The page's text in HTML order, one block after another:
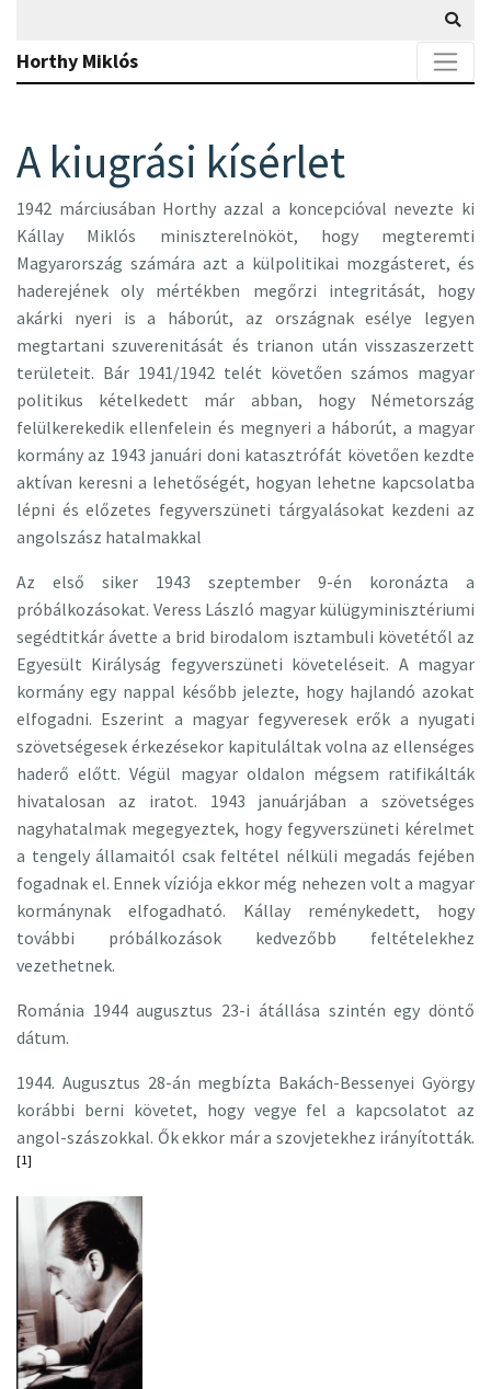
Horthy Miklós
A kiugrási kísérlet
1942 márciusában Horthy azzal a koncepcióval nevezte ki
Kállay Miklós miniszterelnököt, hogy megteremti
Magyarország számára azt a külpolitikai mozgásteret, és
haderejének oly mértékben megőrzi integritását, hogy
akárki nyeri is a háborút, az országnak esélye legyen
megtartani szuverenitását és trianon után visszaszerzett
területeit. Bár 1941/1942 telét követően számos magyar
politikus kételkedett már abban, hogy Németország
felülkerekedik ellenfelein és megnyeri a háborút, a magyar
kormány az 1943 januári doni katasztrófát követően kezdte
aktívan keresni a lehetőségét, hogyan lehetne kapcsolatba
lépni és előzetes fegyverszüneti tárgyalásokat kezdeni az
angolszász hatalmakkal
Az első siker 1943 szeptember 9-én koronázta a
próbálkozásokat. Veress László magyar külügyminisztériumi
segédtitkár ávette a brid birodalom isztambuli követétől az
Egyesült Királyság fegyverszüneti követeléseit. A magyar
kormány egy nappal később jelezte, hogy hajlandó azokat
elfogadni. Eszerint a magyar fegyveresek erők a nyugati
szövetségesek érkezésekor kapituláltak volna az ellenséges
haderő előtt. Végül magyar oldalon mégsem ratifikálták
hivatalosan az iratot. 1943 januárjában a szövetséges
nagyhatalmak megegyeztek, hogy fegyverszüneti kérelmet
a tengely államaitól csak feltétel nélküli megadás fejében
fogadnak el. Ennek víziója ekkor még nehezen volt a magyar
kormánynak elfogadható. Kállay reménykedett, hogy
további próbálkozások kedvezőbb feltételekhez
vezethetnek.
Románia 1944 augusztus 23-i átállása szintén egy döntő
dátum.
1944. Augusztus 28-án megbízta Bakách-Bessenyei György
korábbi berni követet, hogy vegye fel a kapcsolatot az
angol-szászokkal. Ők ekkor már a szovjetekhez irányították.
[1]